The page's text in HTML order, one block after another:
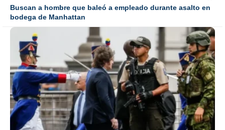
Buscan a hombre que baleó a empleado durante asalto en
bodega de Manhattan